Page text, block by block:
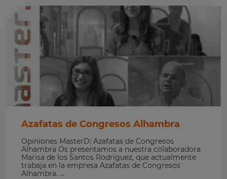
Azafatas de Congresos Alhambra
Opiniones MasterD: Azafatas de Congresos
Alhambra Os presentamos a nuestra colaboradora
Marisa de los Santos Rodríguez, que actualmente
trabaja en la empresa Azafatas de Congresos
Alhambra. ...